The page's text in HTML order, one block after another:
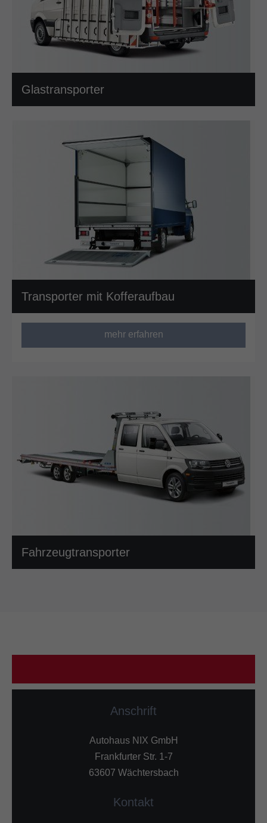
Glastransporter
Transporter mit Kofferaufbau
mehr erfahren
Fahrzeugtransporter
Anschrift
Autohaus NIX GmbH
Frankfurter Str. 1-7
63607 Wächtersbach
Kontakt